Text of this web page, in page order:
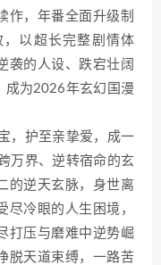
作，年番全面升级制
以超长完整剧情体
袭的人设、跌宕壮阔
成为2026年玄幻国漫
，护至亲挚爱，成一
万界、逆转宿命的玄
的逆天玄脉，身世离
尽冷眼的人生困境，
打压与磨难中逆势崛
脱天道束缚，一路苦